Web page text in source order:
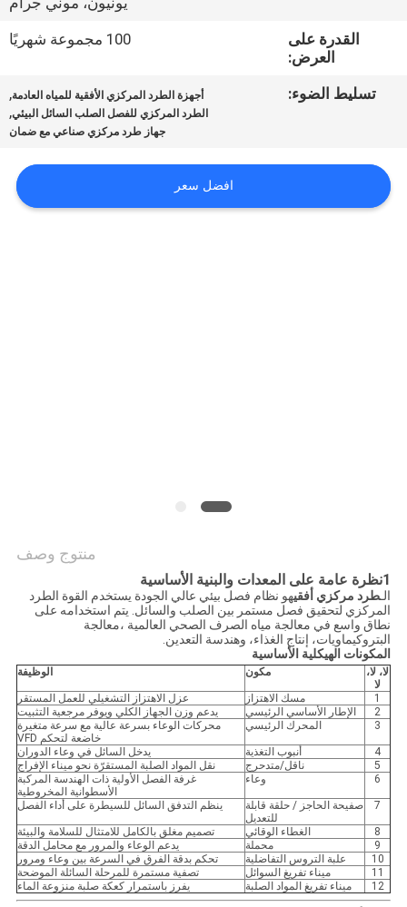
اطلب
اقتباس
القدرة على
العرض:
100 مجموعة شهريًا
تسليط الضوء: أجهزة الطرد المركزي الأفقية للمياه العادمة,
الطرد المركزي للفصل الصلب السائل البيئي,
جهاز طرد مركزي صناعي مع ضمان
افضل سعر
منتوج وصف
1نظرة عامة على المعدات والبنية الأساسية
الـطرد مركزي أفقيهو نظام فصل بيئي عالي الجودة يستخدم القوة الطرد
المركزي لتحقيق فصل مستمر بين الصلب والسائل. يتم استخدامه على
نطاق واسع في معالجة مياه الصرف الصحي العالمية ،معالجة
البتروكيماويات، إنتاج الغذاء، وهندسة التعدين.
المكونات الهيكلية الأساسية
لا، لا،
لا
مكون الوظيفة
1 مسك الاهتزاز
عزل الاهتزاز التشغيلي للعمل المستقر
2
الإطار الأساسي الرئيسي
يدعم وزن الجهاز الكلي ويوفر مرجعية التثبيت
3
المحرك الرئيسي
محركات الوعاء بسرعة عالية مع سرعة متغيرة
خاضعة لتحكم VFD
4
أنبوب التغذية
يدخل السائل في وعاء الدوران
5
ناقل/متدحرج
نقل المواد الصلبة المستقرّة نحو ميناء الإفراج
6
وعاء
غرفة الفصل الأولية ذات الهندسة المركبة
الأسطوانية المخروطية
7
صفيحة الحاجز / حلقة قابلة
للتعديل
ينظم التدفق السائل للسيطرة على أداء الفصل
8 الغطاء الوقائي
تصميم مغلق بالكامل للامتثال للسلامة والبيئة
9
محملة
يدعم الوعاء والمرور مع محامل الدقة
10
علبة التروس التفاضلية
تحكم بدقة الفرق في السرعة بين وعاء ومرور
11
ميناء تفريغ السوائل
تصفية مستمرة للمرحلة السائلة الموضحة
12
ميناء تفريغ المواد الصلبة يفرز باستمرار كعكة صلبة منزوعة الماء